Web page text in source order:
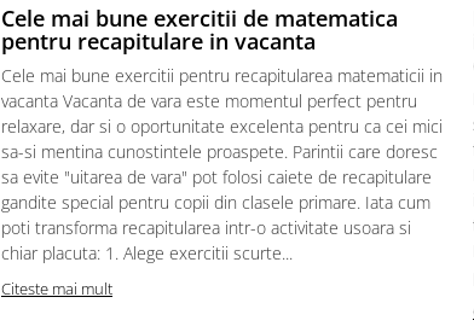
Format: A5
Numar fise: 26
Structura:
impartire (14)
Publicat de:
Cele mai bune exercitii de matematica
pentru recapitulare in vacanta
Cele mai bune exercitii pentru recapitularea matematicii in
vacanta Vacanta de vara este momentul perfect pentru
relaxare, dar si o oportunitate excelenta pentru ca cei mici
sa-si mentina cunostintele proaspete. Parintii care doresc
sa evite "uitarea de vara" pot folosi caiete de recapitulare
gandite special pentru copii din clasele primare. Iata cum
poti transforma recapitularea intr-o activitate usoara si
chiar placuta: 1. Alege exercitii scurte...
Citeste mai mult